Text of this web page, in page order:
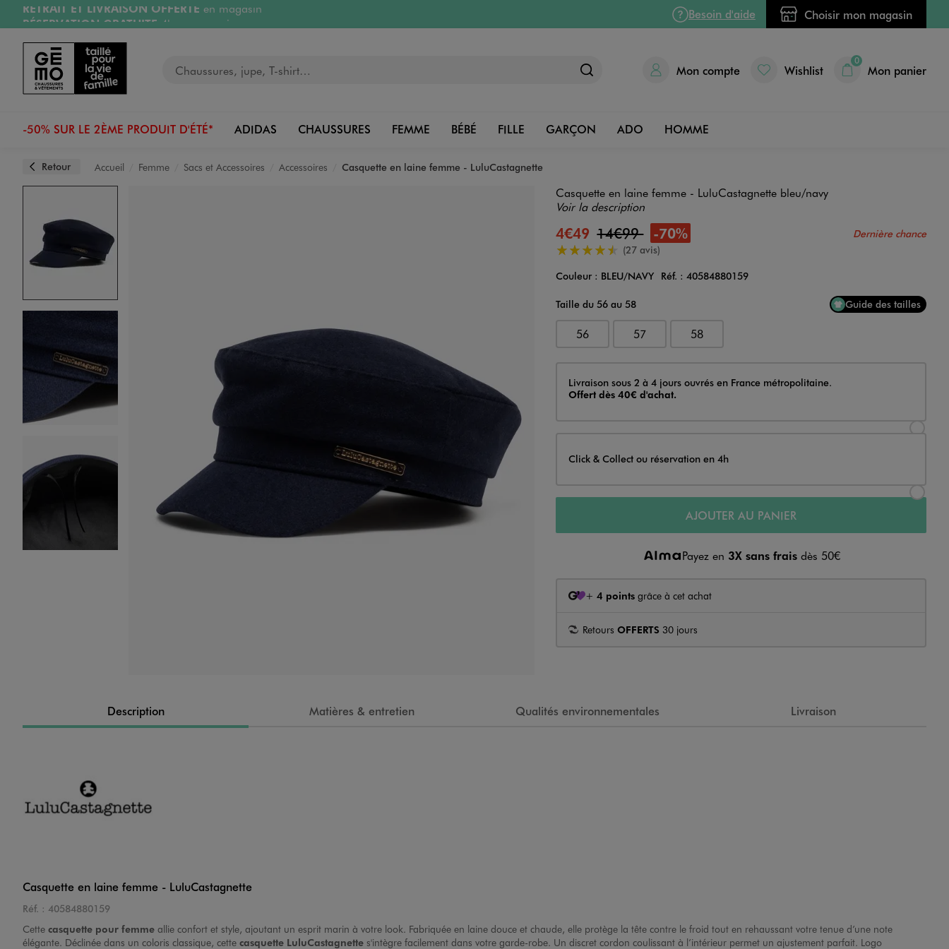
Aller au contenu principal
Aller à la navigation
RÉSERVATION GRATUITE4h en magasin
Retours OFFERTSpendant 30 jours
LIVRAISON OFFERTE
Besoin d'aide Choisir mon magasin
Mon compte Wishlist
0
Mon panier
-50% SUR LE 2ÈME PRODUIT D'ÉTÉ* ADIDAS CHAUSSURES FEMME BÉBÉ FILLE GARÇON ADO HOMME
Retour Accueil Femme Sacs et Accessoires Accessoires Casquette en laine femme - LuluCastagnette
Casquette en laine femme - LuluCastagnette bleu/navy
Voir la description
4€49 14€99 -70% Dernière chance
4.5/5 de moyenne
(27 avis)
Couleur
Couleur : BLEU/NAVY Réf. : 40584880159
Taille du 56 au 58
Guide des tailles
56 57 58
Livraison
Livraison sous 2 à 4 jours ouvrés en France métropolitaine.
Offert dès 40€ d'achat.
Click & Collect ou réservation en 4h
AJOUTER AU PANIER
Payez en 3X sans fraisdès 50€
+ 4 pointsgrâce à cet achat
Retours OFFERTS 30 jours
Description Matières & entretien Qualités environnementales Livraison
Casquette en laine femme - LuluCastagnette
Réf. : 40584880159
Cette casquette pour femme allie confort et style, ajoutant un esprit marin à votre look. Fabriquée en laine douce et chaude, elle protège la tête contre le froid tout en rehaussant votre tenue d’une note
élégante. Déclinée dans un coloris classique, cette casquette LuluCastagnette s'intègre facilement dans votre garde-robe. Un discret cordon coulissant à l’intérieur permet un ajustement parfait. Logo